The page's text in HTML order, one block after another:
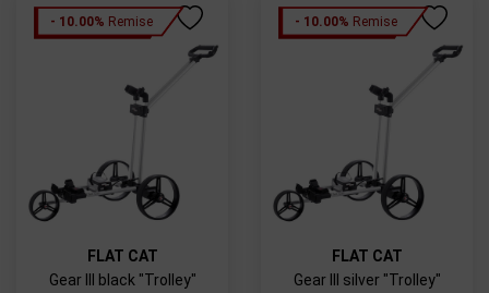
- 10.00% Remise
FLAT CAT
Gear III black "Trolley"
- 10.00% Remise
FLAT CAT
Gear III silver "Trolley"